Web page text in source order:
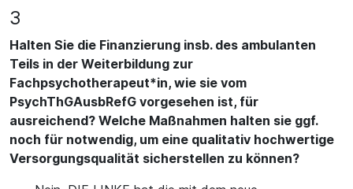
3
Halten Sie die Finanzierung insb. des ambulanten
Teils in der Weiterbildung zur
Fachpsychotherapeut*in, wie sie vom
PsychThGAusbRefG vorgesehen ist, für
ausreichend? Welche Maßnahmen halten sie ggf.
noch für notwendig, um eine qualitativ hochwertige
Versorgungsqualität sicherstellen zu können?